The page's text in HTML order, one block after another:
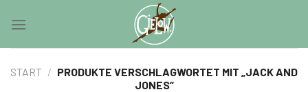
START / PRODUKTE VERSCHLAGWORTET MIT „JACK AND
JONES“